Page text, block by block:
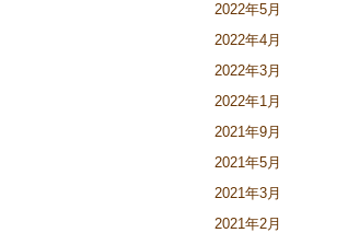
2022年5月
2022年4月
2022年3月
2022年1月
2021年9月
2021年5月
2021年3月
2021年2月